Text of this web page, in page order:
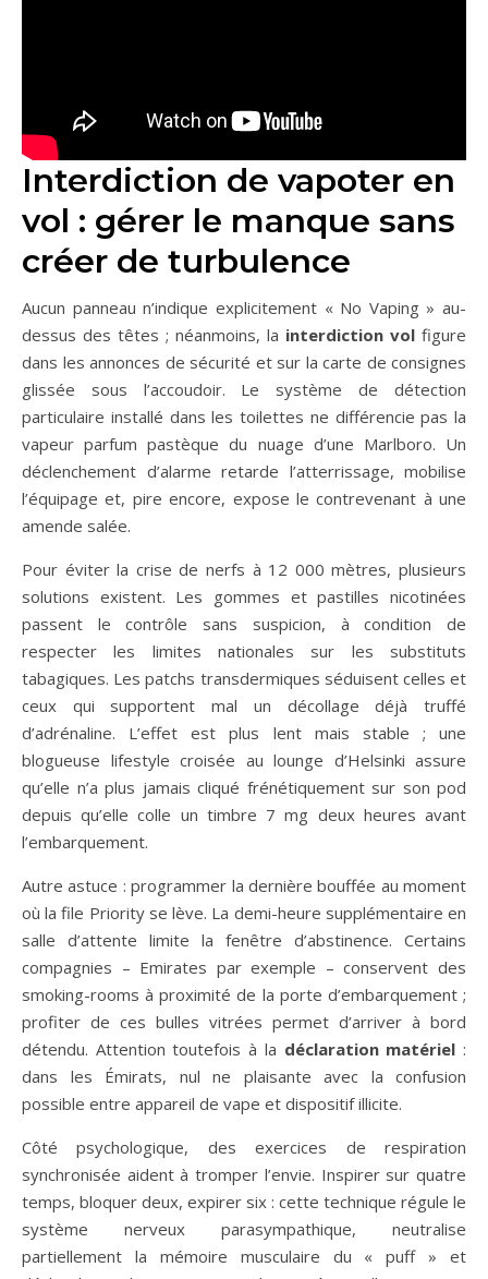
Interdiction de vapoter en
vol : gérer le manque sans
créer de turbulence
Aucun panneau n’indique explicitement « No Vaping » au-
dessus des têtes ; néanmoins, la interdiction vol figure
dans les annonces de sécurité et sur la carte de consignes
glissée sous l’accoudoir. Le système de détection
particulaire installé dans les toilettes ne différencie pas la
vapeur parfum pastèque du nuage d’une Marlboro. Un
déclenchement d’alarme retarde l’atterrissage, mobilise
l’équipage et, pire encore, expose le contrevenant à une
amende salée.
Pour éviter la crise de nerfs à 12 000 mètres, plusieurs
solutions existent. Les gommes et pastilles nicotinées
passent le contrôle sans suspicion, à condition de
respecter les limites nationales sur les substituts
tabagiques. Les patchs transdermiques séduisent celles et
ceux qui supportent mal un décollage déjà truffé
d’adrénaline. L’effet est plus lent mais stable ; une
blogueuse lifestyle croisée au lounge d’Helsinki assure
qu’elle n’a plus jamais cliqué frénétiquement sur son pod
depuis qu’elle colle un timbre 7 mg deux heures avant
l’embarquement.
Autre astuce : programmer la dernière bouffée au moment
où la file Priority se lève. La demi-heure supplémentaire en
salle d’attente limite la fenêtre d’abstinence. Certains
compagnies – Emirates par exemple – conservent des
smoking-rooms à proximité de la porte d’embarquement ;
profiter de ces bulles vitrées permet d’arriver à bord
détendu. Attention toutefois à la déclaration matériel :
dans les Émirats, nul ne plaisante avec la confusion
possible entre appareil de vape et dispositif illicite.
Côté psychologique, des exercices de respiration
synchronisée aident à tromper l’envie. Inspirer sur quatre
temps, bloquer deux, expirer six : cette technique régule le
système nerveux parasympathique, neutralise
partiellement la mémoire musculaire du « puff » et